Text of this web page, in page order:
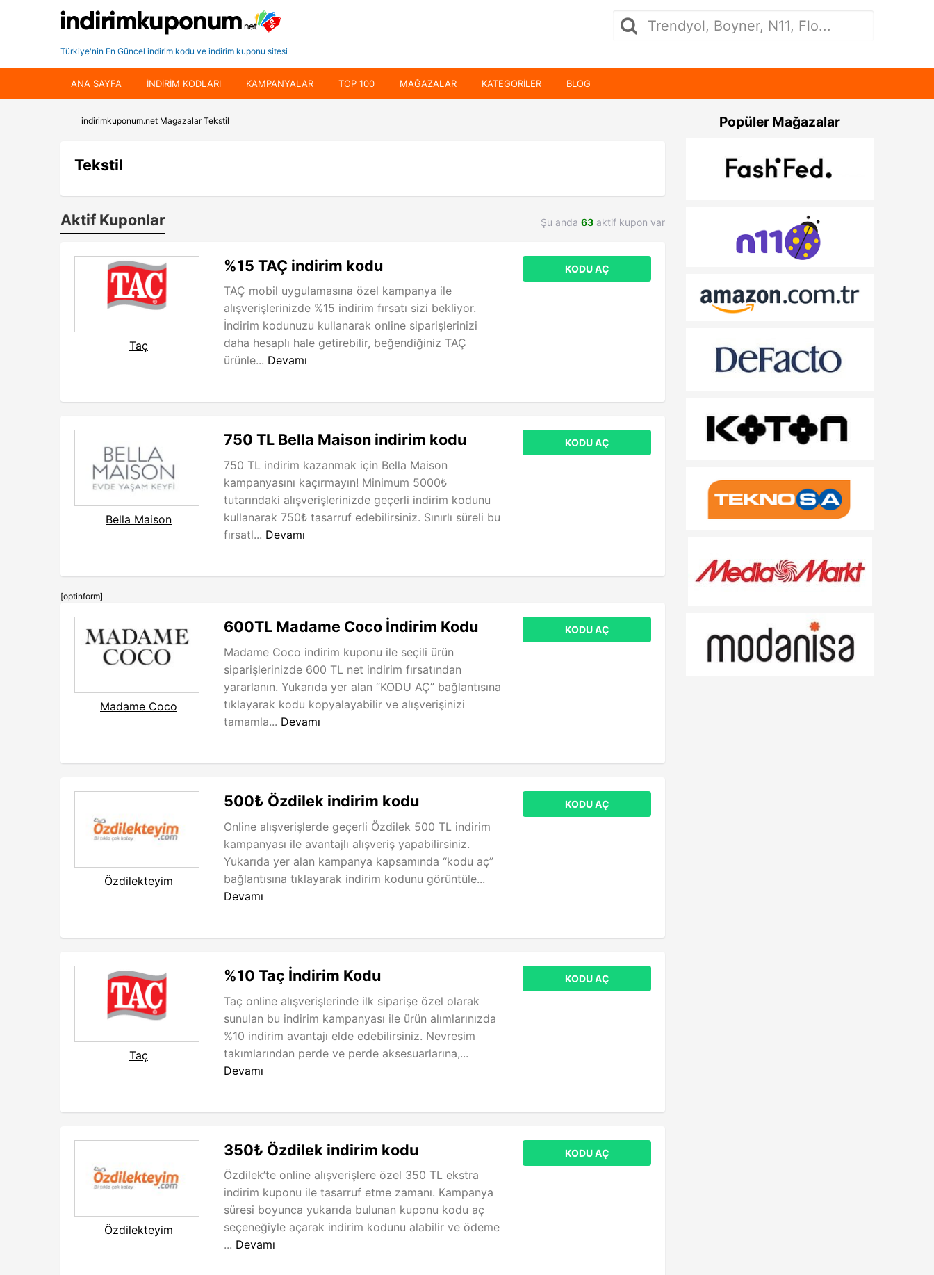
Türkiye'nin En Güncel indirim kodu ve indirim kuponu sitesi
ANA SAYFA INDIRIM KODLARI KAMPANYALAR TOP 100 MAĞAZALAR KATEGORILER BLOG
indirimkuponum.net Magazalar Tekstil
Tekstil
Aktif Kuponlar Şu anda 63 aktif kupon var
Taç
%15 TAÇ indirim kodu
TAÇ mobil uygulamasına özel kampanya ile
alışverişlerinizde %15 indirim fırsatı sizi bekliyor.
İndirim kodunuzu kullanarak online siparişlerinizi
daha hesaplı hale getirebilir, beğendiğiniz TAÇ
ürünle... Devamı
KODU AÇ
Bella Maison
750 TL Bella Maison indirim kodu
750 TL indirim kazanmak için Bella Maison
kampanyasını kaçırmayın! Minimum 5000₺
tutarındaki alışverişlerinizde geçerli indirim kodunu
kullanarak 750₺ tasarruf edebilirsiniz. Sınırlı süreli bu
fırsatl... Devamı
KODU AÇ
[optinform]
Madame Coco
600TL Madame Coco İndirim Kodu
Madame Coco indirim kuponu ile seçili ürün
siparişlerinizde 600 TL net indirim fırsatından
yararlanın. Yukarıda yer alan “KODU AÇ” bağlantısına
tıklayarak kodu kopyalayabilir ve alışverişinizi
tamamla... Devamı
KODU AÇ
Özdilekteyim
500₺ Özdilek indirim kodu
Online alışverişlerde geçerli Özdilek 500 TL indirim
kampanyası ile avantajlı alışveriş yapabilirsiniz.
Yukarıda yer alan kampanya kapsamında “kodu aç”
bağlantısına tıklayarak indirim kodunu görüntüle...
Devamı
KODU AÇ
Taç
%10 Taç İndirim Kodu
Taç online alışverişlerinde ilk siparişe özel olarak
sunulan bu indirim kampanyası ile ürün alımlarınızda
%10 indirim avantajı elde edebilirsiniz. Nevresim
takımlarından perde ve perde aksesuarlarına,...
Devamı
KODU AÇ
Özdilekteyim
350₺ Özdilek indirim kodu
Özdilek’te online alışverişlere özel 350 TL ekstra
indirim kuponu ile tasarruf etme zamanı. Kampanya
süresi boyunca yukarıda bulunan kuponu kodu aç
seçeneğiyle açarak indirim kodunu alabilir ve ödeme
... Devamı
KODU AÇ
Popüler Mağazalar